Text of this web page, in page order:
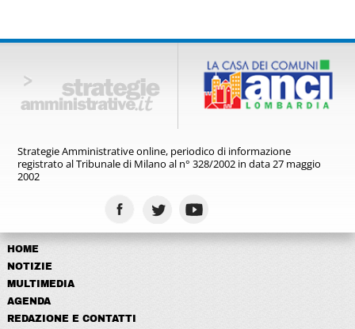
Strategie Amministrative online, periodico di informazione
registratoal Tribunale di Milano al n° 328/2002 in data 27 maggio
2002
HOME
NOTIZIE
MULTIMEDIA
AGENDA
REDAZIONE E CONTATTI